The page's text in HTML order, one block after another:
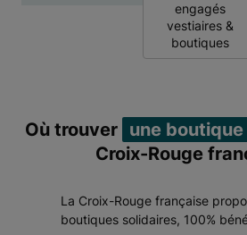
engagés
vestiaires &
boutiques
Où trouver une
Croix-Rouge
La Croix-Rouge française
boutiques solidaires, 100%